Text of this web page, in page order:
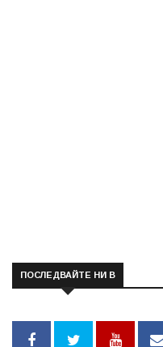
ПОСЛЕДВАЙТЕ НИ В